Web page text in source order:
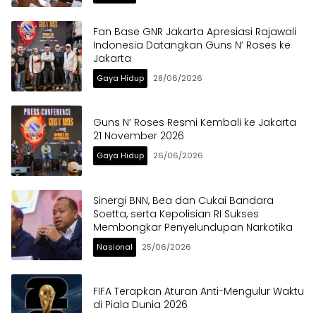
Fan Base GNR Jakarta Apresiasi Rajawali
Indonesia Datangkan Guns N’ Roses ke
Jakarta
Gaya Hidup 28/06/2026
Guns N’ Roses Resmi Kembali ke Jakarta
21 November 2026
Gaya Hidup 26/06/2026
Sinergi BNN, Bea dan Cukai Bandara
Soetta, serta Kepolisian RI Sukses
Membongkar Penyelundupan Narkotika
Nasional 25/06/2026
FIFA Terapkan Aturan Anti-Mengulur Waktu
di Piala Dunia 2026